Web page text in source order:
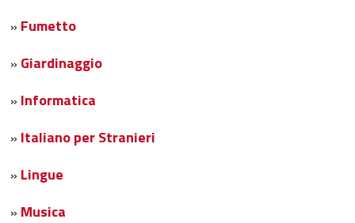
» Fumetto
» Giardinaggio
» Informatica
» Italiano per Stranieri
» Lingue
» Musica